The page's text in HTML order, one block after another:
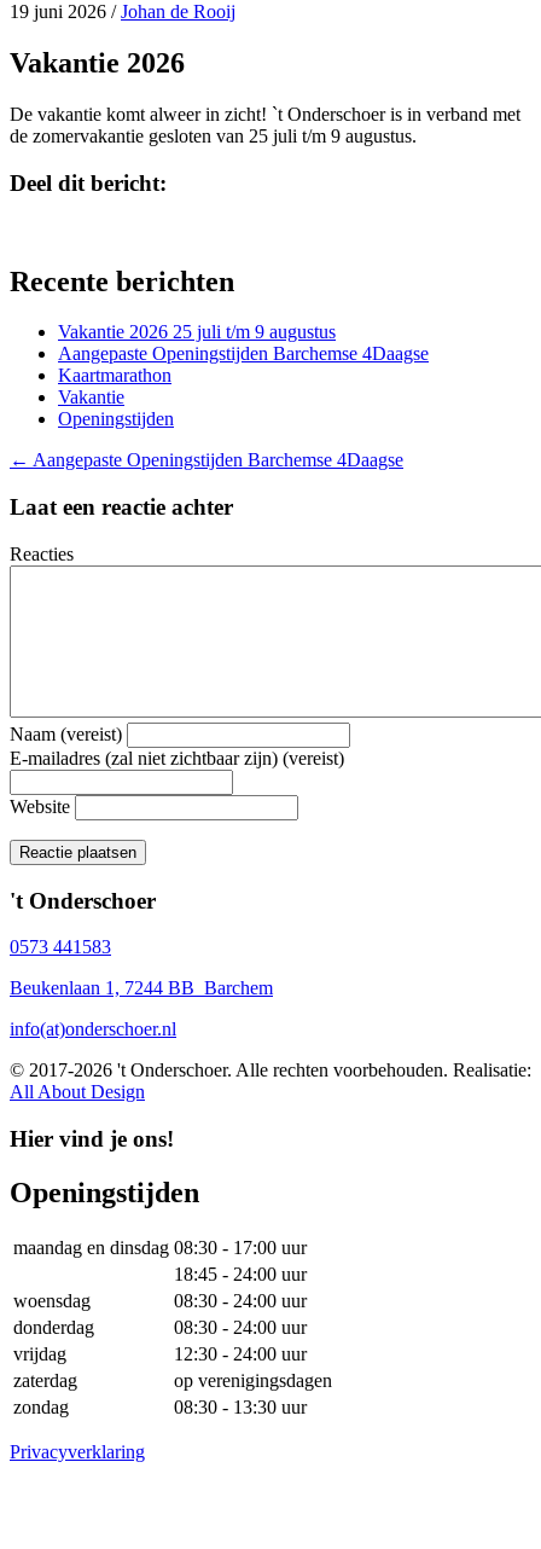
19 juni 2026 /Johan de Rooij
Vakantie 2026
De vakantie komt alweer in zicht! `t Onderschoer is in verband met
de zomervakantie gesloten van 25 juli t/m 9 augustus.
Deel dit bericht:
Recente berichten
Vakantie 2026 25 juli t/m 9 augustus
Aangepaste Openingstijden Barchemse 4Daagse
Kaartmarathon
Vakantie
Openingstijden
Posts
navigation
← Aangepaste Openingstijden Barchemse 4Daagse
Laat een reactie achter
Reacties
Naam (vereist)
E-mailadres (zal niet zichtbaar zijn) (vereist)
Website
't Onderschoer
0573 441583
Beukenlaan 1, 7244 BB Barchem
info(at)onderschoer.nl
© 2017-2026 't Onderschoer. Alle rechten voorbehouden. Realisatie:
All About Design
Hier vind je ons!
Openingstijden
maandag en dinsdag 08:30 - 17:00 uur
18:45 - 24:00 uur
woensdag
08:30 - 24:00 uur
donderdag
08:30 - 24:00 uur
vrijdag
12:30 - 24:00 uur
zaterdag
op verenigingsdagen
zondag
08:30 - 13:30 uur
Privacyverklaring